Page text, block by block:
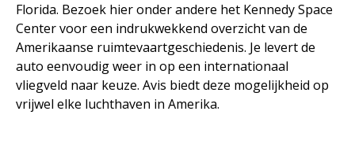
Florida. Bezoek hier onder andere het Kennedy Space
Center voor een indrukwekkend overzicht van de
Amerikaanse ruimtevaartgeschiedenis. Je levert de
auto eenvoudig weer in op een internationaal
vliegveld naar keuze. Avis biedt deze mogelijkheid op
vrijwel elke luchthaven in Amerika.